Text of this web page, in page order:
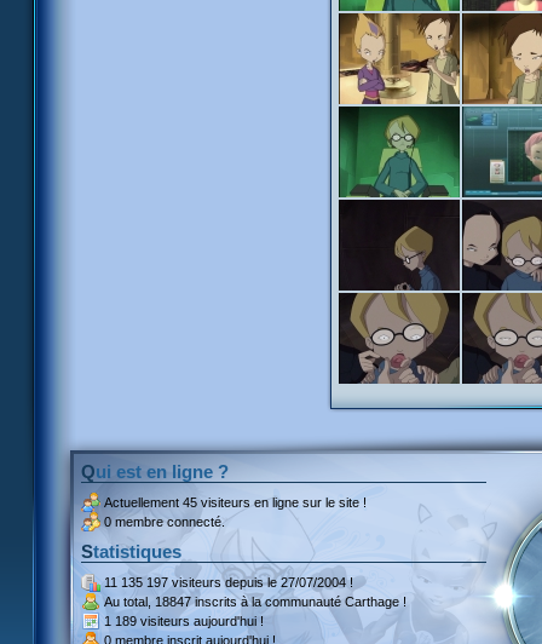
Qui est en ligne ?
Actuellement 45 visiteurs en ligne sur le site !
0 membre connecté.
Statistiques
11 135 197 visiteursdepuis le 27/07/2004 !
Au total, 18847 inscritsà la communauté Carthage !
1 189 visiteurs aujourd'hui !
0 membre inscrit aujourd'hui !